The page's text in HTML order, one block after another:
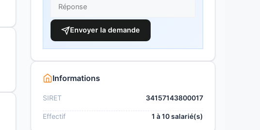
Envoyer la demande
Informations
SIRET 34157143800017
Effectif 1 à 10 salarié(s)